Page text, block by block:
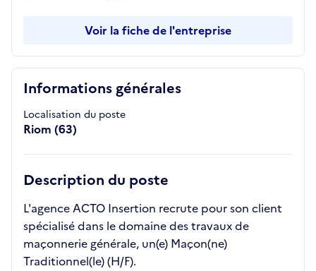
Informations générales
Localisation du poste
Riom (63)
Description du poste
L'agence ACTO Insertion recrute pour son client
spécialisé dans le domaine des travaux de
maçonnerie générale, un(e) Maçon(ne)
Traditionnel(le) (H/F).
Voir la fiche de l'entreprise